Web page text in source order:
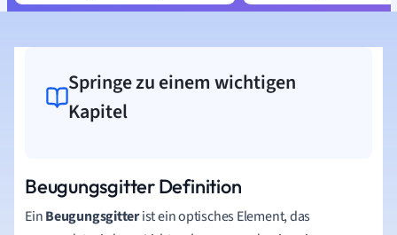
Springe zu einem wichtigen
Kapitel
Beugungsgitter Definition
EinBeugungsgitterist ein optisches Element, das